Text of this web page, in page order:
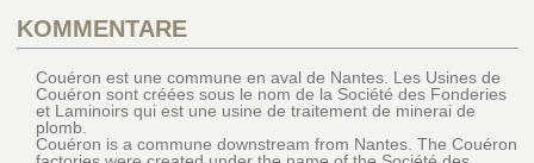
KOMMENTARE
Couéron est une commune en aval de Nantes. Les Usines de
Couéron sont créées sous le nom de la Société des Fonderies
et Laminoirs qui est une usine de traitement de minerai de
plomb.
Couéron is a commune downstream from Nantes. The Couéron